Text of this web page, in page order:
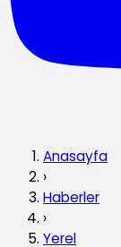
Anasayfa
›
Haberler
›
Yerel